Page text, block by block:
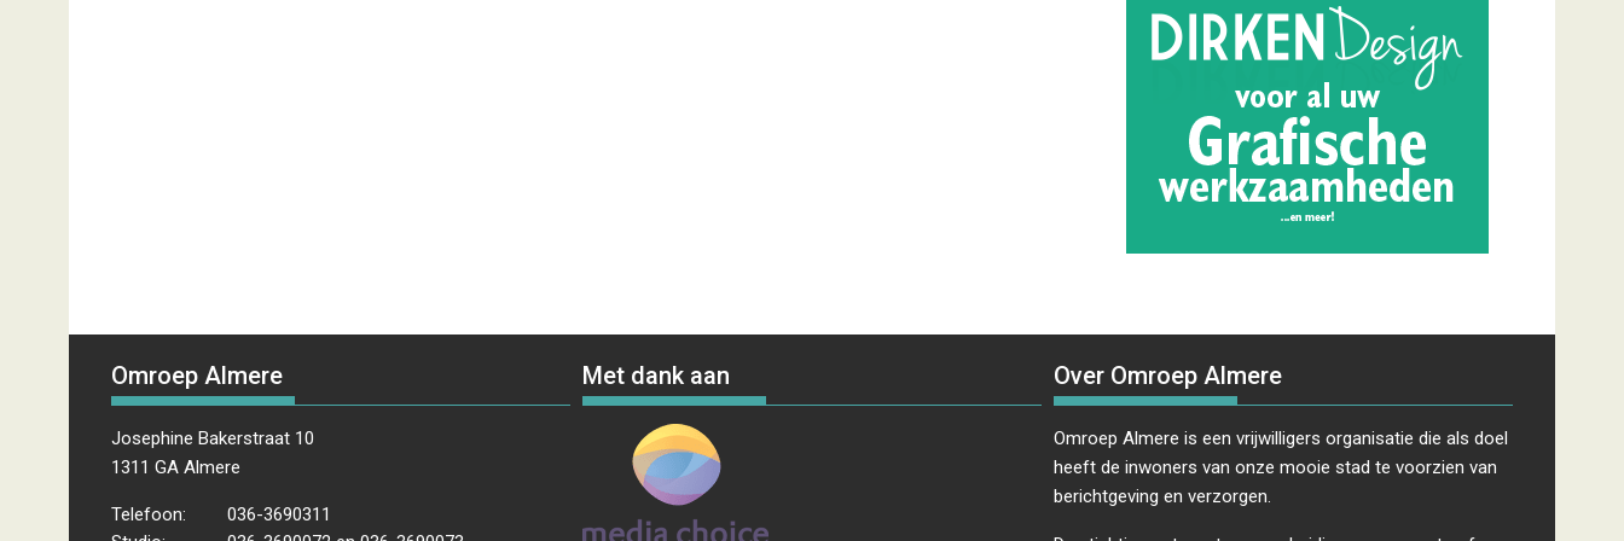
Omroep Almere
Josephine Bakerstraat 10
1311 GA Almere
Telefoon:
036-3690311
Met dank aan Over Omroep Almere
Omroep Almere is een vrijwilligers organisatie die als doel
heeft de inwoners van onze mooie stad te voorzien van
berichtgeving en verzorgen.